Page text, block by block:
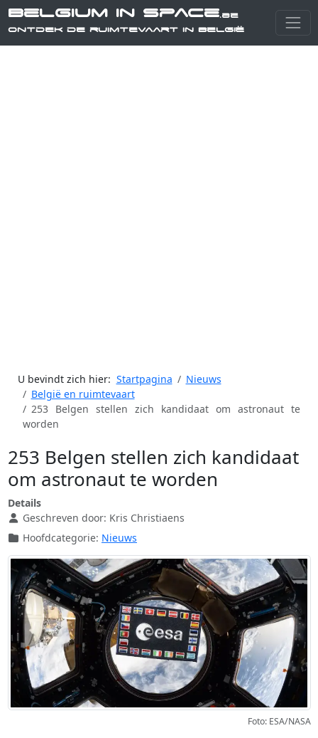
Belgium in Space.be
Ontdek de ruimtevaart in België
U bevindt zich hier: Startpagina
Nieuws
België en ruimtevaart
253 Belgen stellen zich kandidaat om astronaut te
worden
253 Belgen stellen zich kandidaat
om astronaut te worden
Details
Geschreven door: Kris Christiaens
Hoofdcategorie: Nieuws
Foto: ESA/NASA